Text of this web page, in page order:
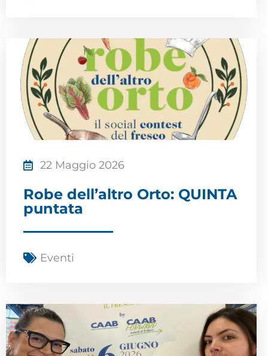
22 Maggio 2026
Robe dell’altro Orto: QUINTA
puntata
Eventi